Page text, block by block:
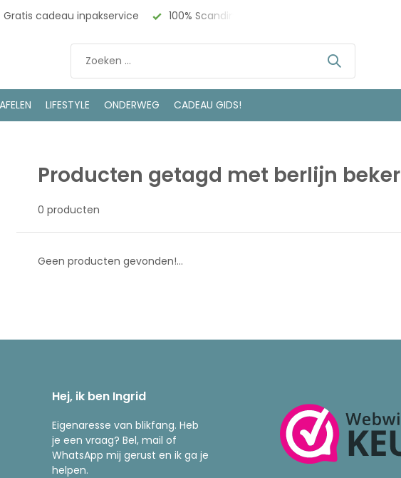
Gratis cadeau inpakservice 100% Scandinavisch Design
LIFESTYLE ONDERWEG CADEAU GIDS!
Producten getagd met berlijn beker
0 producten
Geen producten gevonden!...
Hej, ik ben Ingrid
Eigenaresse van blikfang. Heb
je een vraag? Bel, mail of
WhatsApp mij gerust en ik ga je
helpen.